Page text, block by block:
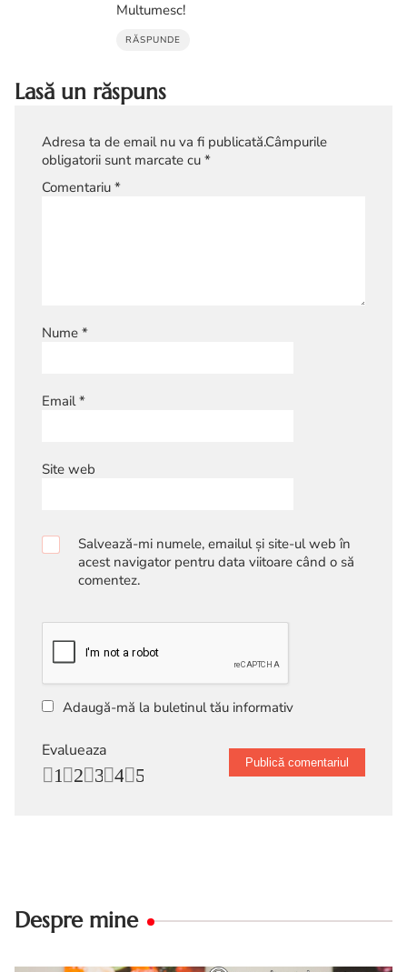
Multumesc!
RĂSPUNDE
Lasă un răspuns
Adresa ta de email nu va fi publicată.Câmpurile
obligatorii sunt marcate cu *
Comentariu *
Nume *
Email*
Site web
Salvează-mi numele, emailul și site-ul web în
acest navigator pentru data viitoare când o să
comentez.
Adaugă-mă la buletinul tău informativ
Evalueaza
5
4
3
2
1
Despre mine